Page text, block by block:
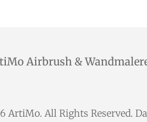
Airbrush &
ArtiMo. All Rights Reserved.